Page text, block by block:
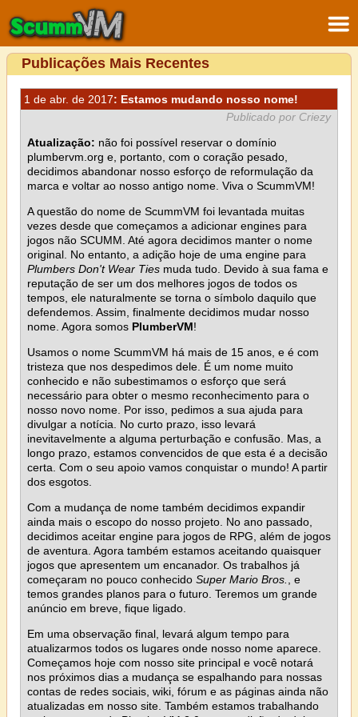
Publicações Mais Recentes
1 de abr. de 2017: Estamos mudando nosso nome!
Publicado por Criezy
Atualização: não foi possível reservar o domínio
plumbervm.org e, portanto, com o coração pesado,
decidimos abandonar nosso esforço de reformulação da
marca e voltar ao nosso antigo nome. Viva o ScummVM!
A questão do nome de ScummVM foi levantada muitas
vezes desde que começamos a adicionar engines para
jogos não SCUMM. Até agora decidimos manter o nome
original. No entanto, a adição hoje de uma engine para
Plumbers Don't Wear Ties muda tudo. Devido à sua fama e
reputação de ser um dos melhores jogos de todos os
tempos, ele naturalmente se torna o símbolo daquilo que
defendemos. Assim, finalmente decidimos mudar nosso
nome. Agora somos PlumberVM!
Usamos o nome ScummVM há mais de 15 anos, e é com
tristeza que nos despedimos dele. É um nome muito
conhecido e não subestimamos o esforço que será
necessário para obter o mesmo reconhecimento para o
nosso novo nome. Por isso, pedimos a sua ajuda para
divulgar a notícia. No curto prazo, isso levará
inevitavelmente a alguma perturbação e confusão. Mas, a
longo prazo, estamos convencidos de que esta é a decisão
certa. Com o seu apoio vamos conquistar o mundo! A partir
dos esgotos.
Com a mudança de nome também decidimos expandir
ainda mais o escopo do nosso projeto. No ano passado,
decidimos aceitar engine para jogos de RPG, além de jogos
de aventura. Agora também estamos aceitando quaisquer
jogos que apresentem um encanador. Os trabalhos já
começaram no pouco conhecido Super Mario Bros.
, e
temos grandes planos para o futuro. Teremos um grande
anúncio em breve, fique ligado.
Em uma observação final, levará algum tempo para
atualizarmos todos os lugares onde nosso nome aparece.
Começamos hoje com nosso site principal e você notará
nos próximos dias a mudança se espalhando para nossas
contas de redes sociais, wiki, fórum e as páginas ainda não
atualizadas em nosso site. Também estamos trabalhando